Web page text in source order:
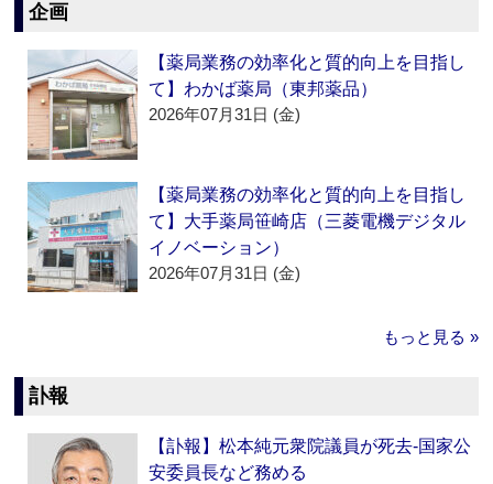
企画
【薬局業務の効率化と質的向上を目指し
て】わかば薬局（東邦薬品）
2026年07月31日 (金)
【薬局業務の効率化と質的向上を目指し
て】大手薬局笹崎店（三菱電機デジタル
イノベーション）
2026年07月31日 (金)
もっと見る »
訃報
【訃報】松本純元衆院議員が死去‐国家公
安委員長など務める